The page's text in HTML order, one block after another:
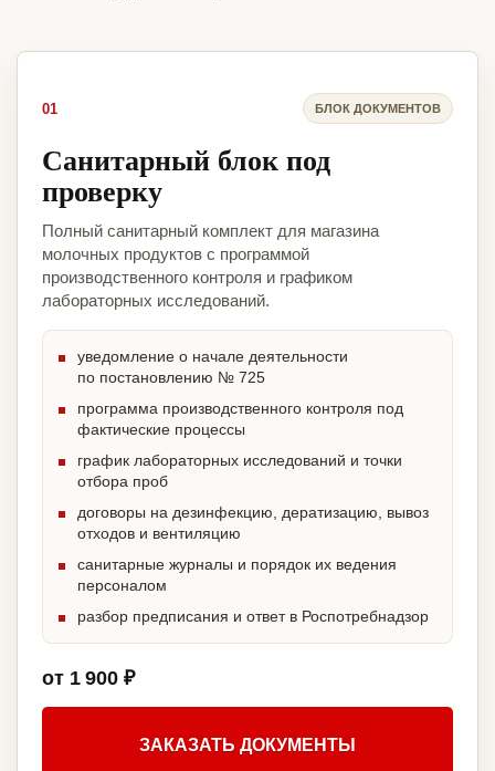
01 БЛОК ДОКУМЕНТОВ
Санитарный блок под
проверку
Полный санитарный комплект для магазина
молочных продуктов с программой
производственного контроля и графиком
лабораторных исследований.
уведомление о начале деятельности
по постановлению № 725
программа производственного контроля под
фактические процессы
график лабораторных исследований и точки
отбора проб
договоры на дезинфекцию, дератизацию, вывоз
отходов и вентиляцию
санитарные журналы и порядок их ведения
персоналом
разбор предписания и ответ в Роспотребнадзор
от 1 900 ₽
ЗАКАЗАТЬ ДОКУМЕНТЫ